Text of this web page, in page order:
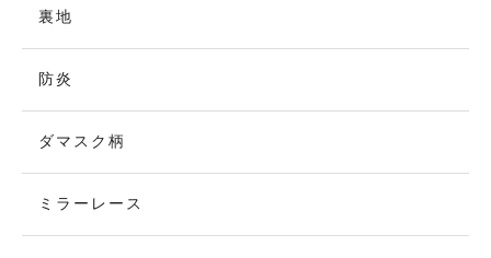
裏地
防炎
ダマスク柄
ミラーレース